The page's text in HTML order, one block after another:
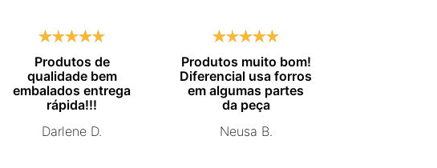
Produtos de
qualidade bem
embalados entrega
rápida!!!
Darlene D.
Produtos muito bom!
Diferencial usa forros
em algumas partes
da peça
Neusa B.